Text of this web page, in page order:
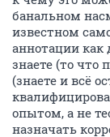
банальном
известном
аннотации как
знаете (то что
(знаете и всё
опытом, а не
назначать